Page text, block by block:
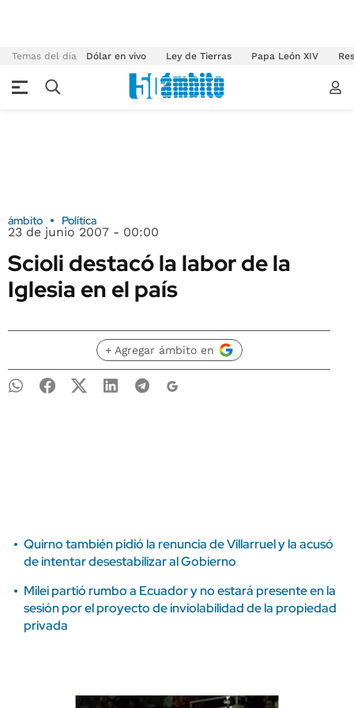
Temas del día Dólar en vivo Ley de Tierras Papa León XIV
ámbito Política
23 de junio 2007 - 00:00
Scioli destacó la labor de la
Iglesia en el país
+ Agregar ámbito en
Quirno también pidió la renuncia de Villarruel y la acusó
de intentar desestabilizar al Gobierno
Milei partió rumbo a Ecuador y no estará presente en la
sesión por el proyecto de inviolabilidad de la propiedad
privada